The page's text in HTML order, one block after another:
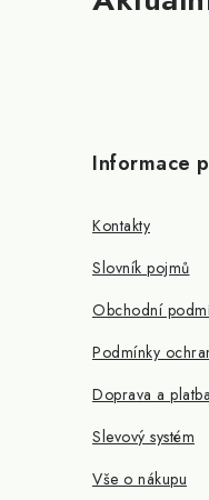
Informace
Kontakty
Slovník pojmů
Obchodní
Podmínky
Doprava a platba
Slevový systém
Vše o nákupu